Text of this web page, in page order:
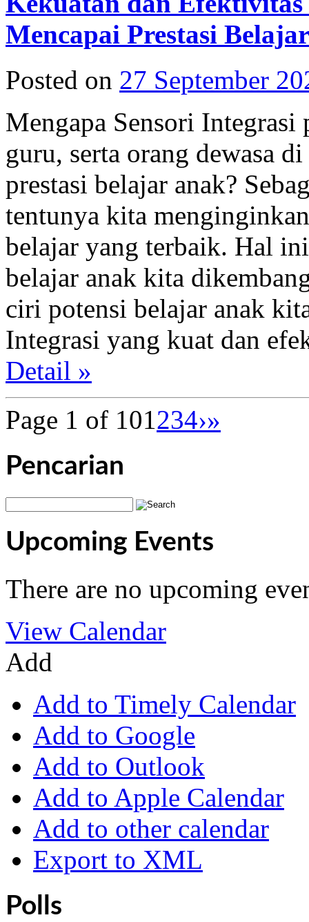
Mencapai Prestasi Belajar
Posted on 27 September
Mengapa Sensori
guru, serta orang dewasa
prestasi belajar anak?
tentunya kita
belajar yang terbaik. Hal
belajar anak kita
ciri potensi belajar anak
Integrasi yang kuat dan
Detail »
Page 1 of 101234›»
Pencarian
Upcoming Events
There are no upcoming
View Calendar
Add
Add to Timely Calendar
Add to Google
Add to Outlook
Add to Apple Calendar
Add to other calendar
Export to XML
Polls